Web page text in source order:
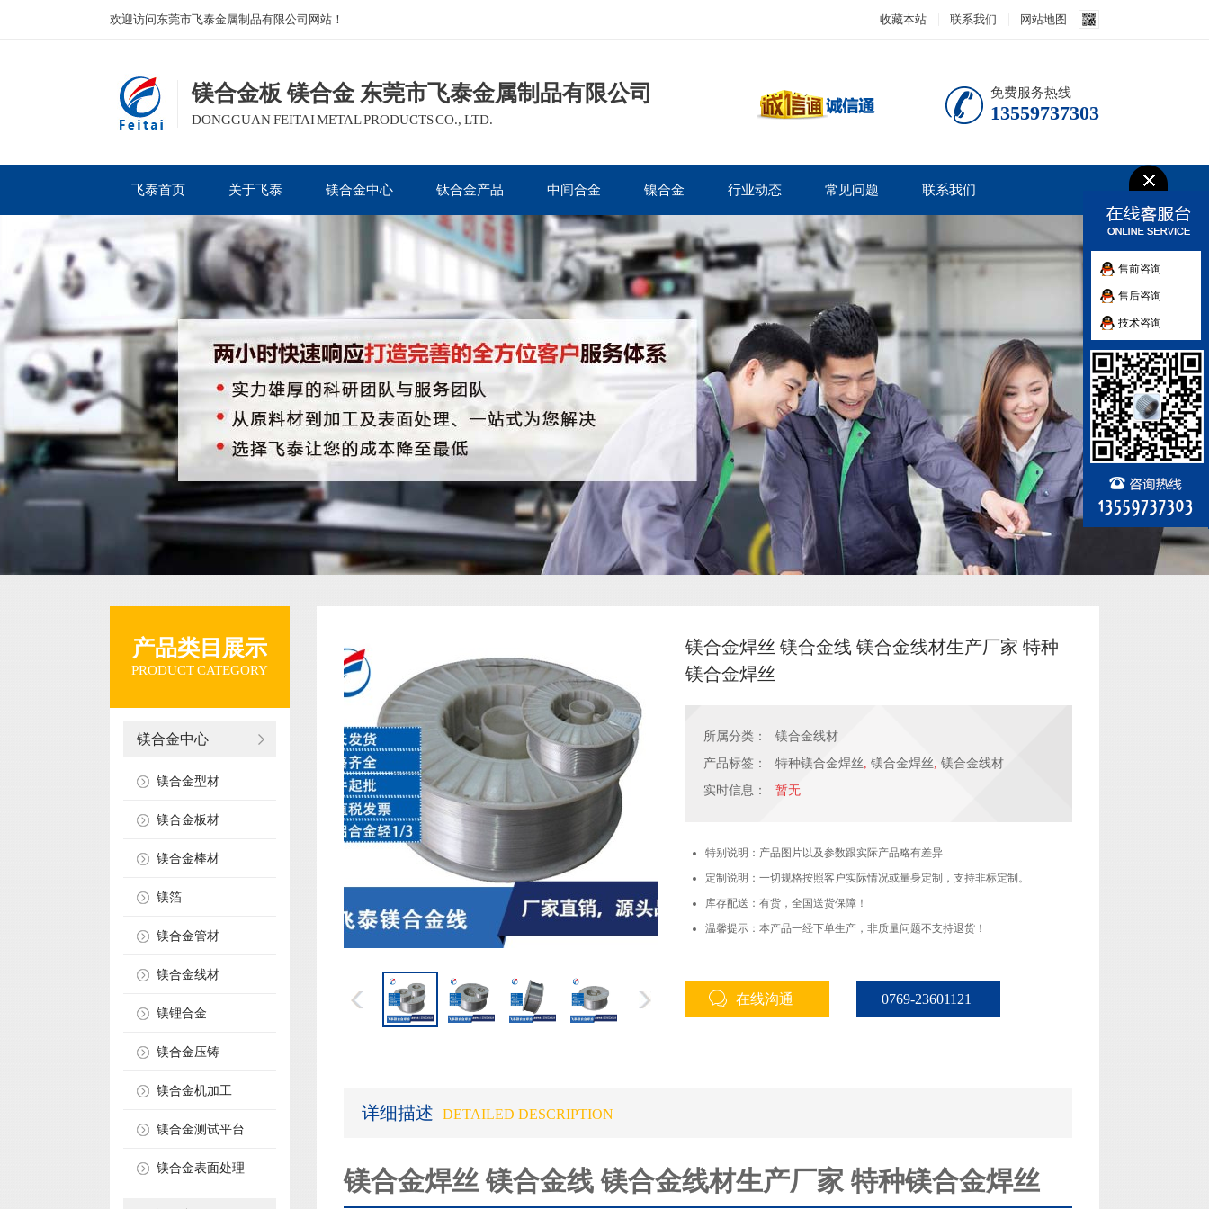
欢迎访问东莞市飞泰金属制品有限公司网站！ 收藏本站 联系我们 网站地图
镁合金板 镁合金 东莞市飞泰金属制品有限公司
DONGGUAN FEITAI METAL PRODUCTS CO., LTD.
免费服务热线
13559737303
飞泰首页 关于飞泰 镁合金中心 钛合金产品 中间合金 镍合金 行业动态 常见问题 联系我们
产品类目展示
PRODUCT CATEGORY
镁合金中心
镁合金型材
镁合金板材
镁合金棒材
镁箔
镁合金管材
镁合金线材
镁锂合金
镁合金压铸
镁合金机加工
镁合金测试平台
镁合金表面处理
镁合金焊丝 镁合金线 镁合金线材生产厂家 特种
镁合金焊丝
所属分类：
镁合金线材
产品标签：
特种镁合金焊丝, 镁合金焊丝, 镁合金线材
实时信息：
暂无
特别说明：产品图片以及参数跟实际产品略有差异
定制说明：一切规格按照客户实际情况或量身定制，支持非标定制。
库存配送：有货，全国送货保障！
温馨提示：本产品一经下单生产，非质量问题不支持退货！
在线沟通 0769-23601121
详细描述 DETAILED DESCRIPTION
镁合金焊丝 镁合金线 镁合金线材生产厂家 特种镁合金焊丝
售前咨询
售后咨询
技术咨询